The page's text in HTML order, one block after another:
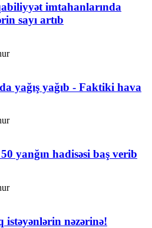
imtahanlarında
sayı artıb
yağış yağıb - Faktiki hava
yanğın hadisəsi baş verib
istəyənlərin nəzərinə!